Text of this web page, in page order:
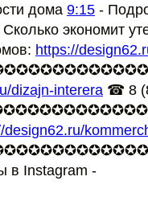
дома 9:15 -
Сколько экономит
https://
dizajn-interera ☎ 8
design62.ru/
в Instagram -